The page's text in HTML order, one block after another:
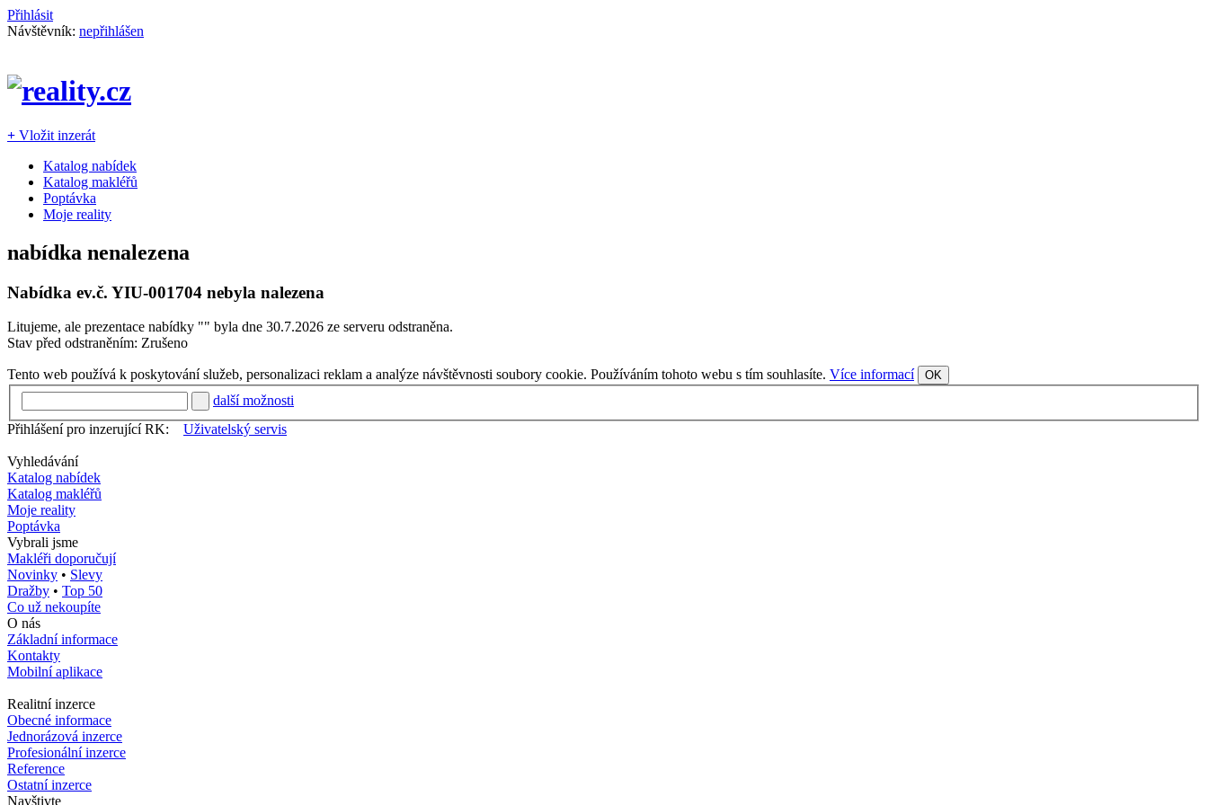
Přihlásit
Návštěvník: nepřihlášen
+ Vložit inzerát
Katalog nabídek
Katalog makléřů
Poptávka
Moje reality
nabídka nenalezena
Nabídka ev.č. YIU-001704 nebyla nalezena
Litujeme, ale prezentace nabídky "" byla dne 30.7.2026 ze serveru odstraněna.
Stav před odstraněním: Zrušeno
Tento web používá k poskytování služeb, personalizaci reklam a analýze návštěvnosti soubory cookie. Používáním tohoto webu s tím souhlasíte. Více informací OK
další možnosti
Přihlášení pro inzerující RK:
Uživatelský servis
Vyhledávání
Katalog nabídek
Katalog makléřů
Moje reality
Poptávka
Vybrali jsme
Makléři doporučují
Novinky • Slevy
Dražby • Top 50
Co už nekoupíte
O nás
Základní informace
Kontakty
Mobilní aplikace
Realitní inzerce
Obecné informace
Jednorázová inzerce
Profesionální inzerce
Reference
Ostatní inzerce
Navštivte